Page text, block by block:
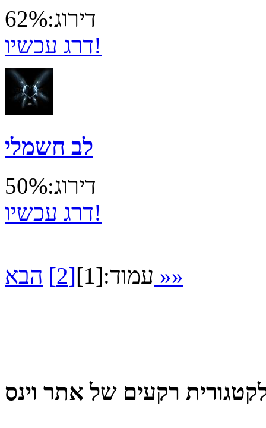
דירוג:62%
דרג עכשיו!
לב חשמלי
דירוג:50%
דרג עכשיו!
עמוד:[1]
[2] הבא »»
רקעים של אתר וינס